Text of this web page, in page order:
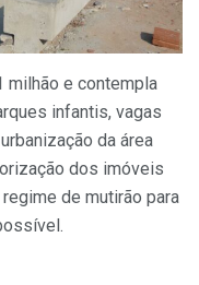
milhão e contempla
infantis, vagas
da área
dos imóveis
de mutirão para